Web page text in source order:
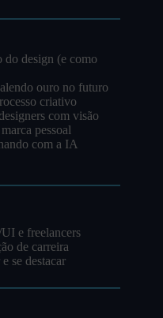
do design (e como
ouro no futuro
criativo
com visão
pessoal
com a IA
e freelancers
de carreira
se destacar